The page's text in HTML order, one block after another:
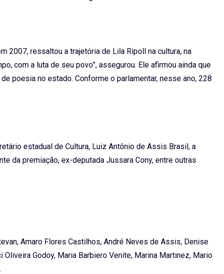
2007, ressaltou a trajetória de Lila Ripoll na cultura, na
com a luta de seu povo”, assegurou. Ele afirmou ainda que
poesia no estado. Conforme o parlamentar, nesse ano, 228
estadual de Cultura, Luiz Antônio de Assis Brasil, a
da premiação, ex-deputada Jussara Cony, entre outras
Amaro Flores Castilhos, André Neves de Assis, Denise
Godoy, Maria Barbiero Venite, Marina Martinez, Mario